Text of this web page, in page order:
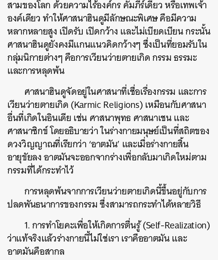
สามของโลก ด้วยความไร้องค์กร คัมภีร์เดี่ยว หรือเทพเจ้า
องค์เดียว ทำให้ศาสนาฮินดูมีลักษณะพิเศษ คือมีความ
หลากหลายสูง เปิดรับ เปิดกว้าง และไม่เบียดเบียน กระนั้น
ศาสนาฮินดูยังคงมีแกนแนวคิดกว้างๆ ซึ่งเป็นที่ยอมรับใน
กลุ่มนิกายต่างๆ คือการเวียนว่ายตายเกิด กรรม ธรรมะ
และการหลุดพ้น
ศาสนาฮินดูจัดอยู่ในศาสนาที่เชื่อเรื่องกรรม และการ
เวียนว่ายตายเกิด (Karmic Religions) เหมือนกับศาสนา
อื่นที่เกิดในอินเดีย เช่น ศาสนาพุทธ ศาสนาเชน และ
ศาสนาซิกข์ โดยอธิบายว่า ในร่างกายมนุษย์เป็นที่สถิตของ
ดวงวิญญาณที่เรียกว่า ‘อาตมัน’ และเมื่อร่างกายสิ้น
อายุขัยลง อาตมันจะออกจากร่างเพื่อกลับมาเกิดใหม่ตาม
กรรมที่ได้กระทำไว้
การหลุดพ้นจากการเวียนว่ายตายเกิดนี้ขึ้นอยู่กับการ
ปลดพันธนาการของกรรม ซึ่งสามารถกระทำได้หลายวิธี
1. การทำโยคะเพื่อให้เกิดการตื่นรู้ (Self-Realization)
ว่าแท้จริงแล้วร่างกายนี้ไม่ใช่เรา เราคืออาตมัน และ
อาตมันคือสากล